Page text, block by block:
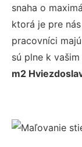
snaha o
ktorá je pre
pracovníci
sú plne k
m2